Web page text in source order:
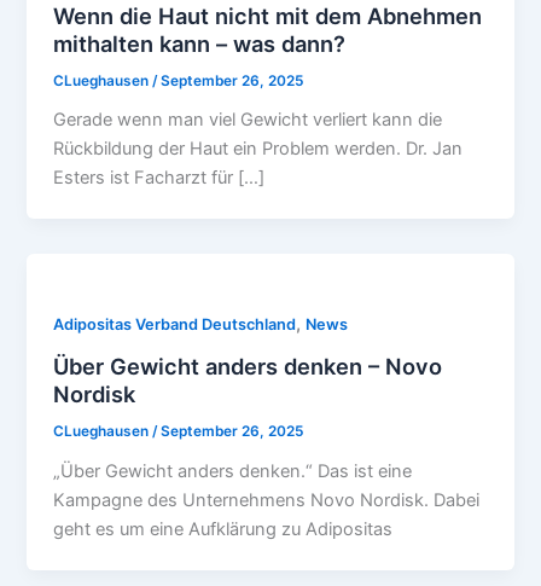
Wenn die Haut nicht mit dem Abnehmen
mithalten kann – was dann?
CLueghausen /September 26, 2025
Gerade wenn man viel Gewicht verliert kann die
Rückbildung der Haut ein Problem werden. Dr. Jan
Esters ist Facharzt für […]
Adipositas Verband Deutschland, News
Über Gewicht anders denken – Novo
Nordisk
CLueghausen/September 26, 2025
„Über Gewicht anders denken.“ Das ist eine
Kampagne des Unternehmens Novo Nordisk. Dabei
geht es um eine Aufklärung zu Adipositas